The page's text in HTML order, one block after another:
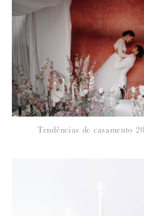
NOME :
Para saber como tratamos e
Tendências de casamento